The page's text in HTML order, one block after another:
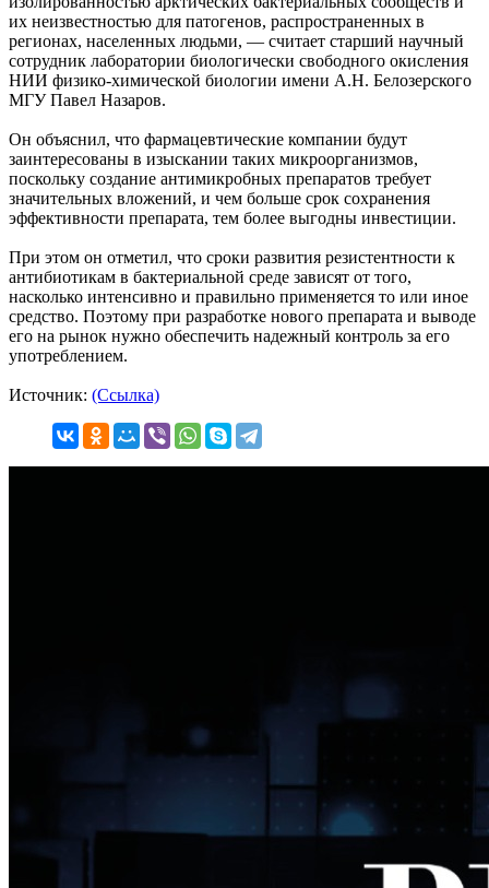
их неизвестностью для патогенов, распространенных в
регионах, населенных людьми, — считает старший научный
сотрудник лаборатории биологически свободного окисления
НИИ физико-химической биологии имени А.Н. Белозерского
МГУ Павел Назаров.
Он объяснил, что фармацевтические компании будут
заинтересованы в изыскании таких микроорганизмов,
поскольку создание антимикробных препаратов требует
значительных вложений, и чем больше срок сохранения
эффективности препарата, тем более выгодны инвестиции.
При этом он отметил, что сроки развития резистентности к
антибиотикам в бактериальной среде зависят от того,
насколько интенсивно и правильно применяется то или иное
средство. Поэтому при разработке нового препарата и выводе
его на рынок нужно обеспечить надежный контроль за его
употреблением.
Источник: (Ссылка)